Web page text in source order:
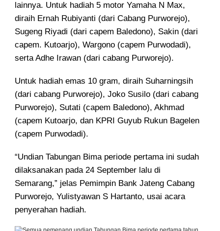
lainnya. Untuk hadiah 5 motor Yamaha N Max,
diraih Ernah Rubiyanti (dari Cabang Purworejo),
Sugeng Riyadi (dari capem Baledono), Sakin (dari
capem. Kutoarjo), Wargono (capem Purwodadi),
serta Adhe Irawan (dari cabang Purworejo).
Untuk hadiah emas 10 gram, diraih Suharningsih
(dari cabang Purworejo), Joko Susilo (dari cabang
Purworejo), Sutati (capem Baledono), Akhmad
(capem Kutoarjo, dan KPRI Guyub Rukun Bagelen
(capem Purwodadi).
“Undian Tabungan Bima periode pertama ini sudah
dilaksanakan pada 24 September lalu di
Semarang,” jelas Pemimpin Bank Jateng Cabang
Purworejo, Yulistyawan S Hartanto, usai acara
penyerahan hadiah.